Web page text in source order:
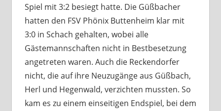
Spiel mit 3:2 besiegt hatte. Die Güßbacher
hatten den FSV Phönix Buttenheim klar mit
3:0 in Schach gehalten, wobei alle
Gästemannschaften nicht in Bestbesetzung
angetreten waren. Auch die Reckendorfer
nicht, die auf ihre Neuzugänge aus Güßbach,
Herl und Hegenwald, verzichten mussten. So
kam es zu einem einseitigen Endspiel, bei dem